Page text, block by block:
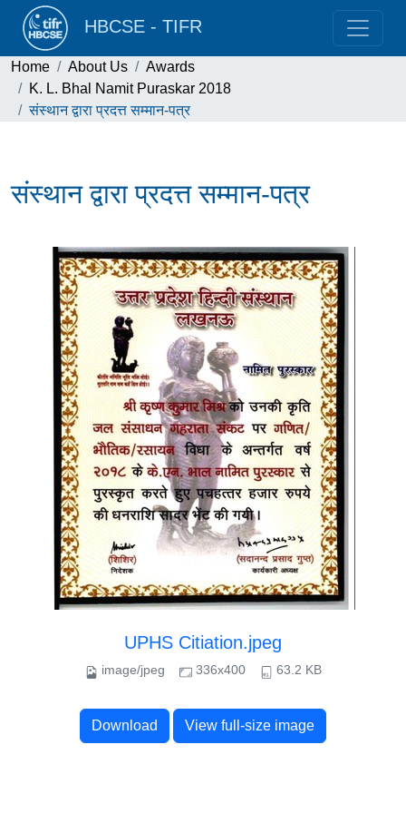
HBCSE - TIFR
Home About Us
Awards
K. L. Bhal Namit Puraskar 2018
संस्थान द्वारा प्रदत्त सम्मान-पत्र
संस्थान द्वारा प्रदत्त सम्मान-पत्र
UPHS Citiation.jpeg
image/jpeg 336x400 63.2 KB
Download View full-size image